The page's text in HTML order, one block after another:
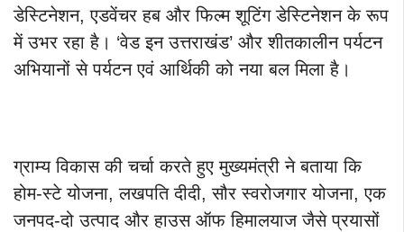
डेस्टिनेशन, एडवेंचर हब और फिल्म शूटिंग डेस्टिनेशन के रूप
में उभर रहा है। ‘वेड इन उत्तराखंड’ और शीतकालीन पर्यटन
अभियानों से पर्यटन एवं आर्थिकी को नया बल मिला है।
ग्राम्य विकास की चर्चा करते हुए मुख्यमंत्री ने बताया कि
होम-स्टे योजना, लखपति दीदी, सौर स्वरोजगार योजना, एक
जनपद-दो उत्पाद और हाउस ऑफ हिमालयाज जैसे प्रयासों